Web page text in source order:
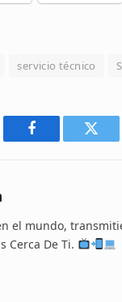
servicio técnico
Facebook
el mundo,
Cerca De Ti.